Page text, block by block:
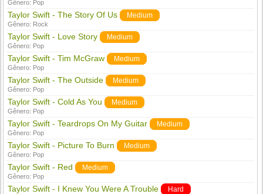
Gênero: Pop
Taylor Swift - The Story Of Us Medium
Gênero: Rock
Taylor Swift - Love Story Medium
Gênero: Pop
Taylor Swift - Tim McGraw Medium
Gênero: Pop
Taylor Swift - The Outside Medium
Gênero: Pop
Taylor Swift - Cold As You Medium
Gênero: Pop
Taylor Swift - Teardrops On My Guitar Medium
Gênero: Pop
Taylor Swift - Picture To Burn Medium
Gênero: Pop
Taylor Swift - Red Medium
Gênero: Pop
Taylor Swift - I Knew You Were A Trouble Hard